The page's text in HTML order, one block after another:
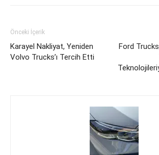
Önceki İçerik
Karayel Nakliyat, Yeniden
Volvo Trucks’ı Tercih Etti
Ford